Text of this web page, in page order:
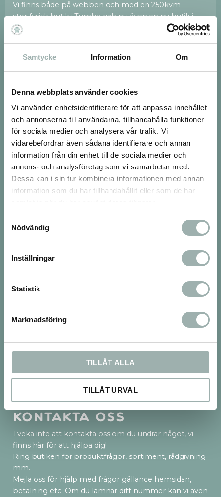
Samtycke Information Om
Denna webbplats använder cookies
Vi använder enhetsidentifierare för att anpassa innehållet
och annonserna till användarna, tillhandahålla funktioner
för sociala medier och analysera vår trafik. Vi
vidarebefordrar även sådana identifierare och annan
information från din enhet till de sociala medier och
annons- och analysföretag som vi samarbetar med.
Dessa kan i sin tur kombinera informationen med annan
information som du har tillhandahållit eller som de har
Nödvändig
Inställningar
Statistik
Marknadsföring
TILLÅT ALLA
TILLÅT URVAL
Vi finns både på webben och med en 250kvm
stor fysisk butik i Tumba och nu även en ny butik i
Huddinge Centrum.
ett svenskt företag. Vi är tacksamma för varenda en
av er! Vi på Djurbutiken.se brinner för att hjälpa dig
djurvänner med många års erfarenhet.
Varmt välkommen till oss!
Besök oss
Vår fysiska butik ligger i Tumba på
Bergfotsvägen 5 147 33 Tumba
Nu hittar du oss även i Huddinge Centrum på
Sjödalsvägen 1614 147 Huddinge
Måndag-Fredag, 10-19
Avvikande öppettider:
Kontakta oss
Tveka inte att kontakta oss om du undrar något, vi
finns här för att hjälpa dig!
Ring butiken för produktfrågor, sortiment, rådgivning
mm.
Mejla oss för hjälp med frågor gällande hemsidan,
betalning etc. Om du lämnar ditt nummer kan vi även